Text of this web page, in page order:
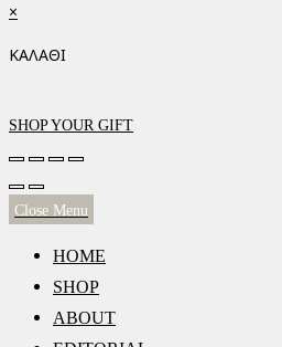
×
ΚΑΛΑΘΙ
SHOP YOUR GIFT
Close Menu
HOME
SHOP
ABOUT